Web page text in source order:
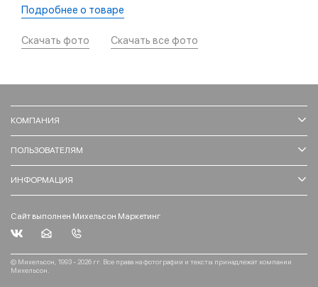
Подробнее о товаре
Скачать фото Скачать все фото
КОМПАНИЯ
ПОЛЬЗОВАТЕЛЯМ
ИНФОРМАЦИЯ
Сайт выполнен Михельсон Маркетинг
© Михельсон, 1993 - 2026 гг. Все права на фотографии и тексты принадлежат компании
Михельсон.